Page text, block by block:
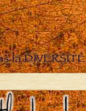
la DIVERSITÉ